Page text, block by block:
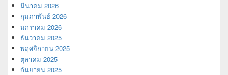
มีนาคม 2026
กุมภาพันธ์ 2026
มกราคม 2026
ธันวาคม 2025
พฤศจิกายน 2025
ตุลาคม 2025
กันยายน 2025